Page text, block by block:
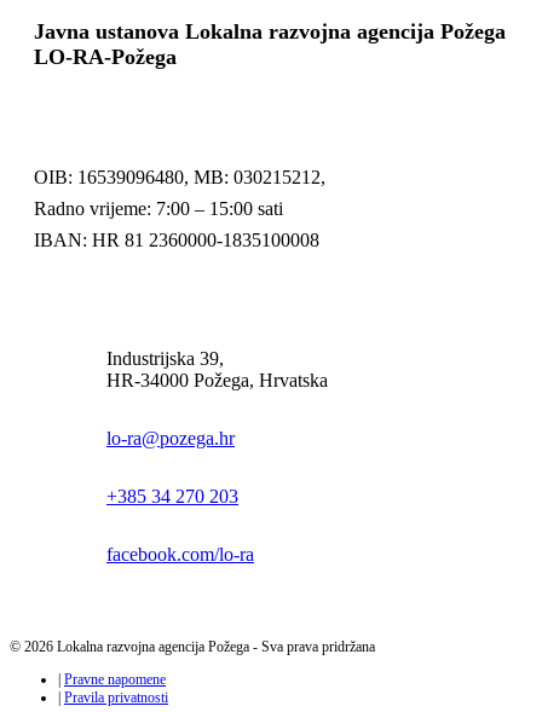
Javna ustanova Lokalna razvojna agencija Požega
LO-RA-Požega
OIB: 16539096480, MB: 030215212,
Radno vrijeme: 7:00 – 15:00 sati
IBAN: HR 81 2360000-1835100008
Industrijska 39,
HR-34000 Požega, Hrvatska
lo-ra@pozega.hr
+385 34 270 203
facebook.com/lo-ra
© 2026 Lokalna razvojna agencija Požega - Sva prava pridržana
Pravne napomene
Pravila privatnosti